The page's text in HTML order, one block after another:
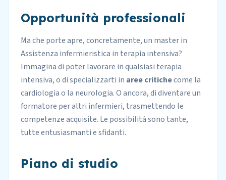
Opportunità professionali
Ma che porte apre, concretamente, un master in
Assistenza infermieristica in terapia intensiva?
Immagina di poter lavorare in qualsiasi terapia
intensiva, o di specializzarti in aree critichecome la
cardiologia o la neurologia. O ancora, di diventare un
formatore per altri infermieri, trasmettendo le
competenze acquisite. Le possibilità sono tante,
tutte entusiasmanti e sfidanti.
Piano di studio